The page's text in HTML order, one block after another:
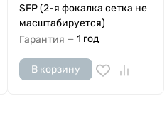
SFP (2-я фокалка сетка не
масштабируется)
Гарантия — 1 год
В корзину